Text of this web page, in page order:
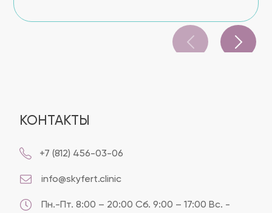
КОНТАКТЫ
+7 (812) 456-03-06
info@skyfert.clinic
Пн.-Пт. 8:00 – 20:00 Сб. 9:00 – 17:00 Вс. -